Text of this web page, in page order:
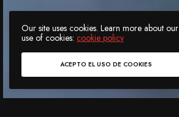
Our site uses cookies. Learn more about our
use of cookies:cookie policy
ACEPTO EL USO DE COOKIES